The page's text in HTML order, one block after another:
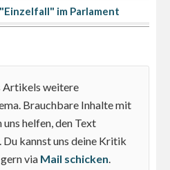
im Parlament
Artikels weitere
Brauchbare Inhalte mit
helfen, den Text
kannst uns deine Kritik
via Mail schicken